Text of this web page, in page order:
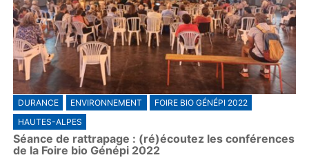
DURANCE ENVIRONNEMENT
FOIRE BIO GÉNÉPI 2022
HAUTES-ALPES
Séance de rattrapage : (ré)écoutez les conférences
de la Foire bio Génépi 2022